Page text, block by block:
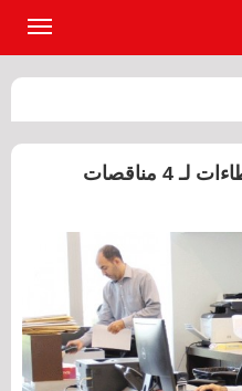
مجلس المناقصات: فتح 8 عطاءات لـ 4 مناقصات